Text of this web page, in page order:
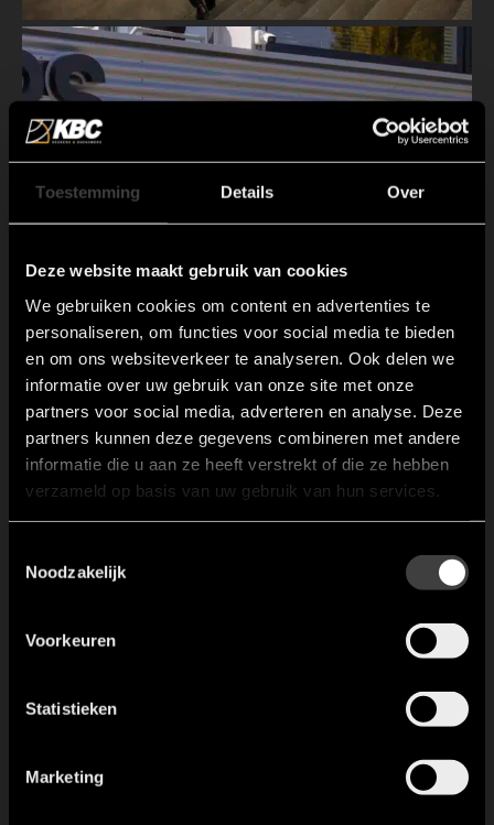
Toestemming Details Over
Deze website maakt gebruik van cookies
We gebruiken cookies om content en advertenties te
personaliseren, om functies voor social media te bieden
en om ons websiteverkeer te analyseren. Ook delen we
informatie over uw gebruik van onze site met onze
partners voor social media, adverteren en analyse. Deze
partners kunnen deze gegevens combineren met andere
informatie die u aan ze heeft verstrekt of die ze hebben
verzameld op basis van uw gebruik van hun services.
Noodzakelijk
Voorkeuren
Statistieken
Marketing